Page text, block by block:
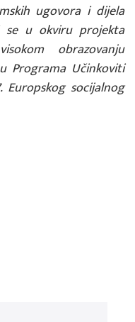
ugovora i dijela
se u okviru projekta
obrazovanju
Programa Učinkoviti
socijalnog